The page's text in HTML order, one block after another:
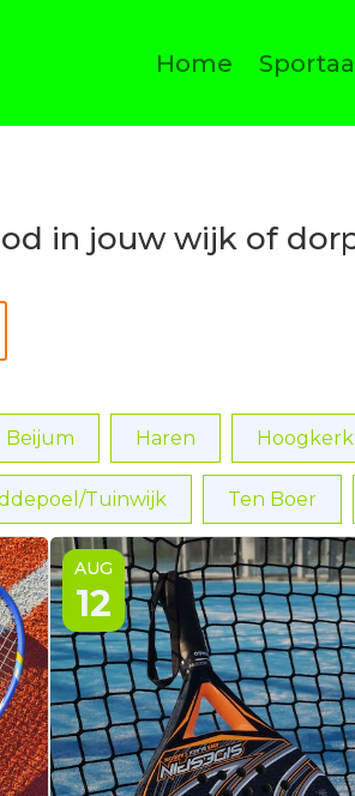
Home
in jouw wijk of
Beijum Haren Hoogkerk
Tuinwijk Ten Boer
AUG
12